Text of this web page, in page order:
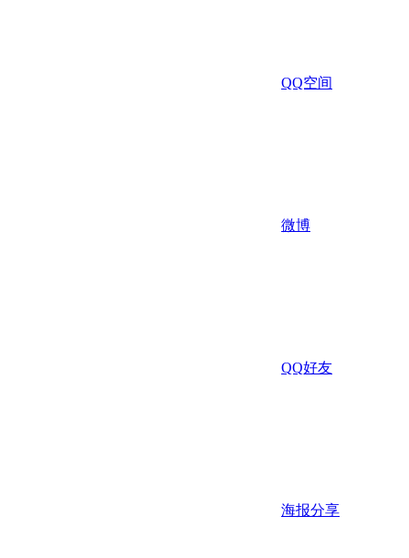
QQ空间
微博
QQ好友
海报分享